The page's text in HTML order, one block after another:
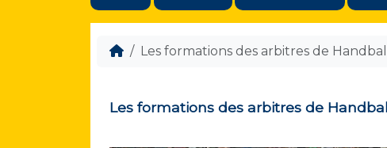
Les formations des arbitres de Handball
Les formations des arbitres de